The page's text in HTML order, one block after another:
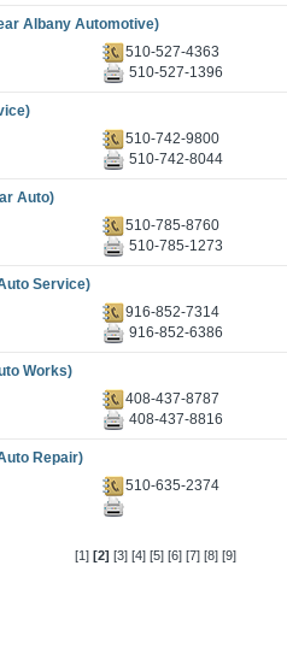
Albany Automotive)
510-527-4363
510-527-1396
510-742-9800
510-742-8044
Auto)
510-785-8760
510-785-1273
Service)
916-852-7314
916-852-6386
Works)
408-437-8787
408-437-8816
Repair)
510-635-2374
[1] [2] [3] [4] [5] [6] [7] [8] [9]